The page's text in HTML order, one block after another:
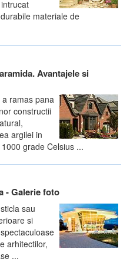
materiale de
Avantajele si
ramas pana
constructii
argilei in
grade Celsius ...
- Galerie foto
sau
si
arhitectilor,
...